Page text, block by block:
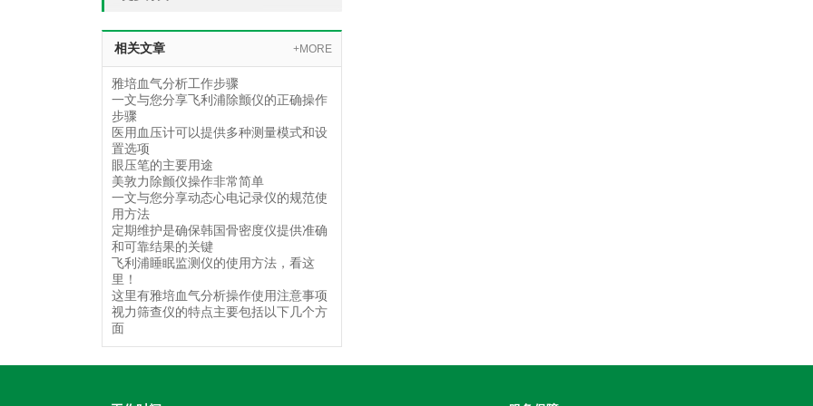
相关文章 +MORE
雅培血气分析工作步骤
一文与您分享飞利浦除颤仪的正确操作
步骤
医用血压计可以提供多种测量模式和设
置选项
眼压笔的主要用途
美敦力除颤仪操作非常简单
一文与您分享动态心电记录仪的规范使
用方法
定期维护是确保韩国骨密度仪提供准确
和可靠结果的关键
飞利浦睡眠监测仪的使用方法，看这
里！
这里有雅培血气分析操作使用注意事项
视力筛查仪的特点主要包括以下几个方
面